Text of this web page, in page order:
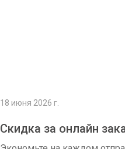
18 июня 2026 г.
Скидка за онлайн